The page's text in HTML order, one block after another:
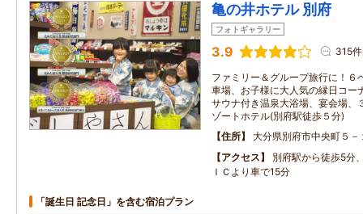
亀の井ホテル 別府
フォトギャラリー
3.9 315件
ファミリー＆グループ旅行に！６
車場、お子様に大人気の縁日コー
サウナ付き温泉大浴場、宴会場、
ゾートホテル(別府駅徒歩５分)
住所
大分県別府市中央町５－
アクセス
別府駅から徒歩5分
ＩＣより車で15分
「誕生日 記念日」を含む宿泊プラン